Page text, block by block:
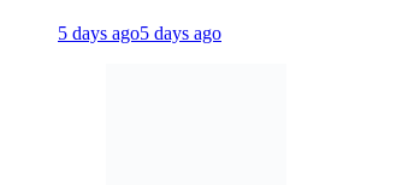
5 days ago5 days ago